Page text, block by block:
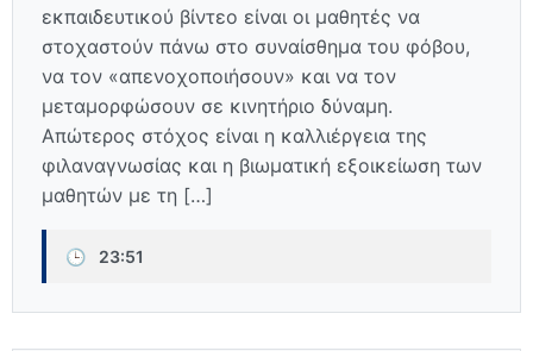
εκπαιδευτικού βίντεο είναι οι μαθητές να
στοχαστούν πάνω στο συναίσθημα του φόβου,
να τον «απενοχοποιήσουν» και να τον
μεταμορφώσουν σε κινητήριο δύναμη.
Απώτερος στόχος είναι η καλλιέργεια της
φιλαναγνωσίας και η βιωματική εξοικείωση των
μαθητών με τη […]
🕒 23:51